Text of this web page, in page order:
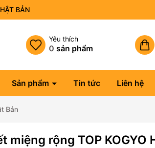
BẢN
Yêu thích
0 sản phẩm
Sản phẩm Tin tức Liên hệ
Bản
miệng rộng TOP KOGYO